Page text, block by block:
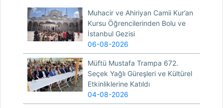
Muhacir ve Ahiriyan Camii Kur’an
Kursu Öğrencilerinden Bolu ve
İstanbul Gezisi
06-08-2026
Müftü Mustafa Trampa 672.
Seçek Yağlı Güreşleri ve Kültürel
Etkinliklerine Katıldı
04-08-2026